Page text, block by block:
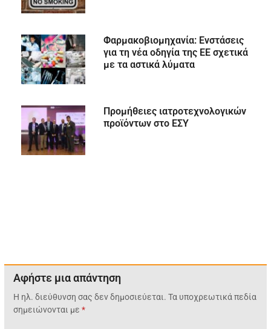
Φαρμακοβιομηχανία: Ενστάσεις
για τη νέα οδηγία της ΕΕ σχετικά
με τα αστικά λύματα
Προμήθειες ιατροτεχνολογικών
προϊόντων στο ΕΣΥ
Αφήστε μια απάντηση
Η ηλ. διεύθυνση σας δεν δημοσιεύεται. Τα υποχρεωτικά πεδία
σημειώνονται με*